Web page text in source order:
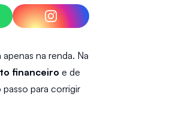
na renda. Na
financeiro e de
para corrigir